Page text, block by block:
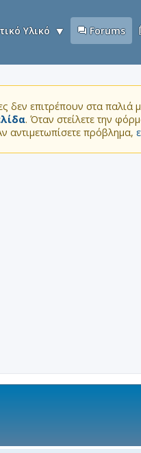
Υλικό Forums
δεν επιτρέπουν στα
. Όταν στείλετε την
αντιμετωπίσετε πρόβλημα,